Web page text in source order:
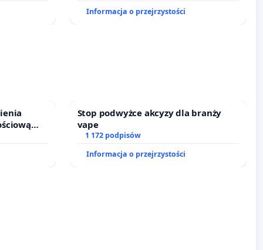
Informacja o przejrzystości
Stop podwyżce akcyzy dla branży
vape
1 172 podpisów
Informacja o przejrzystości